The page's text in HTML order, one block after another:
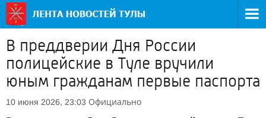
В преддверии Дня России
полицейские в Туле вручили
юным гражданам первые паспорта
10 июня 2026, 23:03 Официально